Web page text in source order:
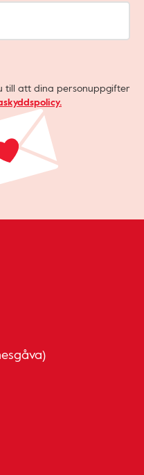
till att dina personuppgifter